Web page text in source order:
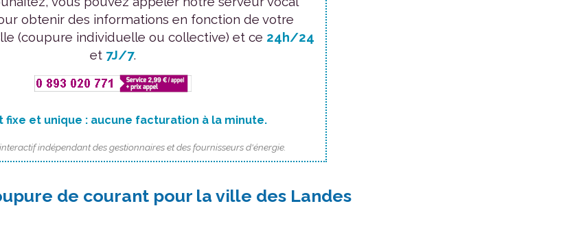
obtenir des informations en fonction de votre
(coupure individuelle ou collective) et ce 24h/24
et 7J/7.
fixe et unique : aucune facturation à la minute.
indépendant des gestionnaires et des fournisseurs d'énergie.
de courant pour la ville des Landes